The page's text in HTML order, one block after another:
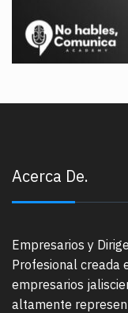
Acerca De.
Empresarios y
Profesional creada
empresarios
altamente